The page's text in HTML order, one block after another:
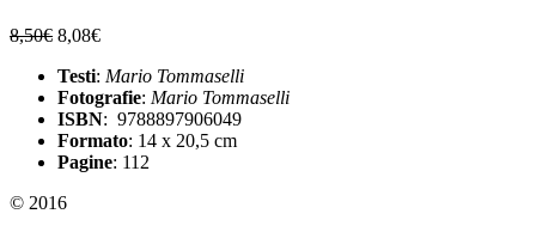
8,50€ 8,08€
Testi: Mario Tommaselli
Fotografie: Mario Tommaselli
ISBN: 9788897906049
Formato: 14 x 20,5 cm
Pagine: 112
© 2016